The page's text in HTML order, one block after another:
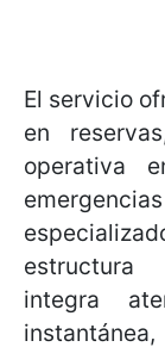
El servicio
en
operativa
estructura
integra